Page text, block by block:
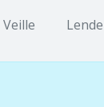
Veille